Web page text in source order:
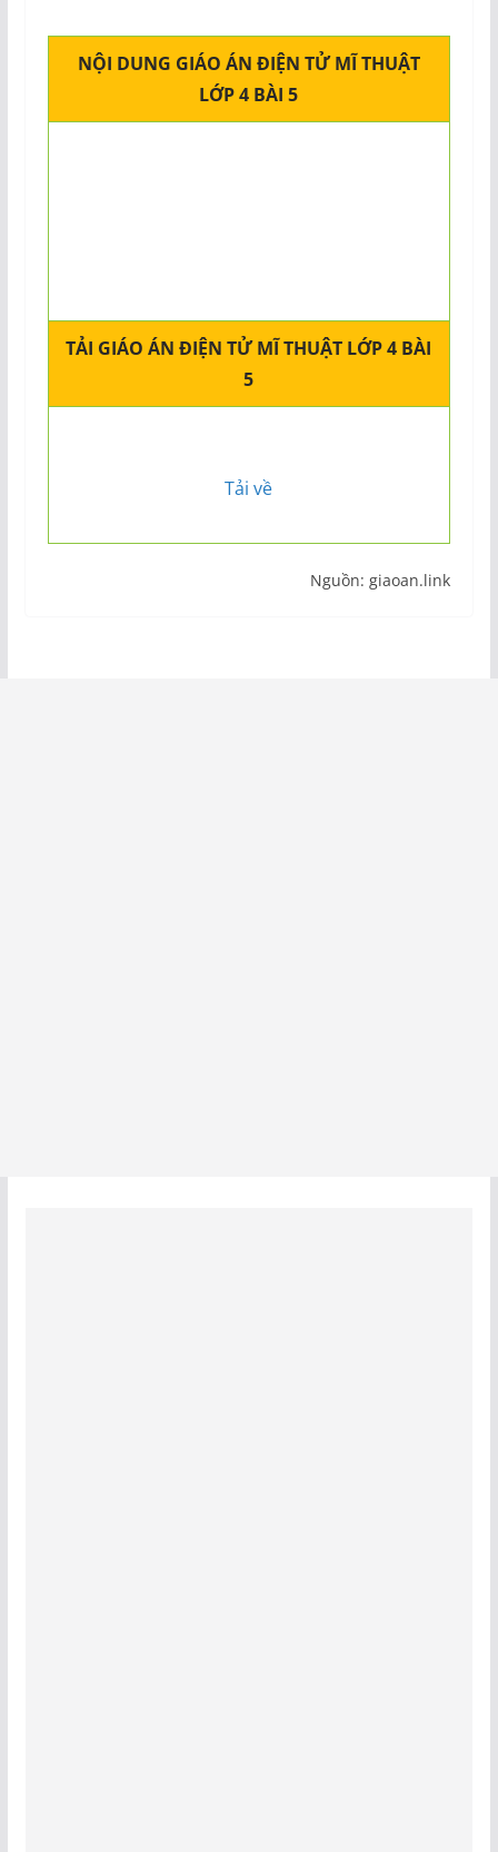
NỘI DUNG GIÁO ÁN ĐIỆN TỬ MĨ THUẬT
LỚP 4 BÀI 5
TẢI GIÁO ÁN ĐIỆN TỬ MĨ THUẬT LỚP 4 BÀI
5
Tải về
Nguồn: giaoan.link